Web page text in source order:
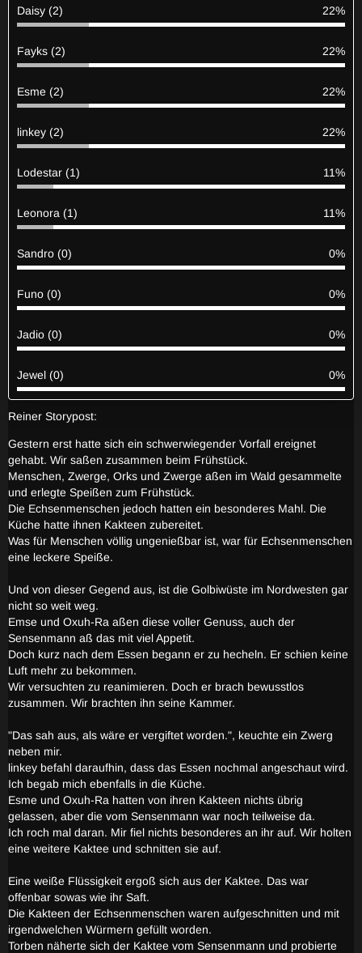
Daisy (2) 22%
Fayks (2) 22%
Esme (2) 22%
linkey (2) 22%
Lodestar (1) 11%
Leonora (1) 11%
Sandro (0) 0%
Funo (0) 0%
Jadio (0) 0%
Jewel (0) 0%
Reiner Storypost:
Gestern erst hatte sich ein schwerwiegender Vorfall ereignet
gehabt. Wir saßen zusammen beim Frühstück.
Menschen, Zwerge, Orks und Zwerge aßen im Wald gesammelte
und erlegte Speißen zum Frühstück.
Die Echsenmenschen jedoch hatten ein besonderes Mahl. Die
Küche hatte ihnen Kakteen zubereitet.
Was für Menschen völlig ungenießbar ist, war für Echsenmenschen
eine leckere Speiße.
Und von dieser Gegend aus, ist die Golbiwüste im Nordwesten gar
nicht so weit weg.
Emse und Oxuh-Ra aßen diese voller Genuss, auch der
Sensenmann aß das mit viel Appetit.
Doch kurz nach dem Essen begann er zu hecheln. Er schien keine
Luft mehr zu bekommen.
Wir versuchten zu reanimieren. Doch er brach bewusstlos
zusammen. Wir brachten ihn seine Kammer.
"Das sah aus, als wäre er vergiftet worden.", keuchte ein Zwerg
neben mir.
linkey befahl daraufhin, dass das Essen nochmal angeschaut wird.
Ich begab mich ebenfalls in die Küche.
Esme und Oxuh-Ra hatten von ihren Kakteen nichts übrig
gelassen, aber die vom Sensenmann war noch teilweise da.
Ich roch mal daran. Mir fiel nichts besonderes an ihr auf. Wir holten
eine weitere Kaktee und schnitten sie auf.
Eine weiße Flüssigkeit ergoß sich aus der Kaktee. Das war
offenbar sowas wie ihr Saft.
Die Kakteen der Echsenmenschen waren aufgeschnitten und mit
irgendwelchen Würmern gefüllt worden.
Torben näherte sich der Kaktee vom Sensenmann und probierte